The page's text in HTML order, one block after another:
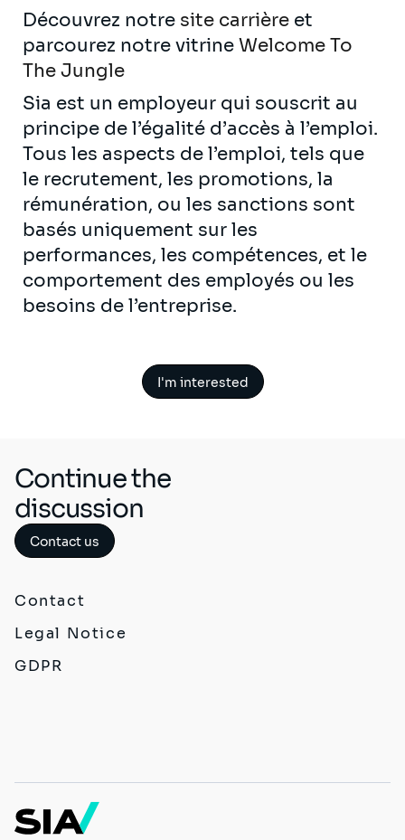
Découvrez notre site carrière et
parcourez notre vitrine Welcome To
The Jungle
Sia est un employeur qui souscrit au
principe de l’égalité d’accès à l’emploi.
Tous les aspects de l’emploi, tels que
le recrutement, les promotions, la
rémunération, ou les sanctions sont
basés uniquement sur les
performances, les compétences, et le
comportement des employés ou les
besoins de l’entreprise.
I'm interested
Continue the
discussion
Contact us
Contact
Legal Notice
GDPR